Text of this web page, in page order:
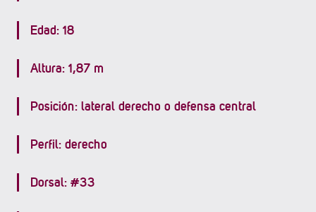
Edad: 18
Altura: 1,87 m
Posición: lateral derecho o defensa central
Perfil: derecho
Dorsal: #33